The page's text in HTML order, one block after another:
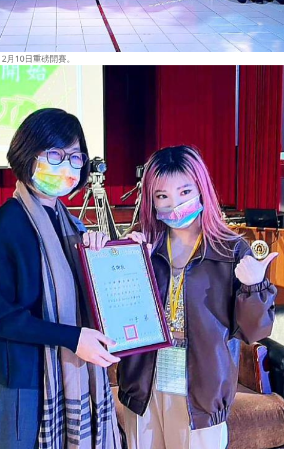
10日重磅開賽。